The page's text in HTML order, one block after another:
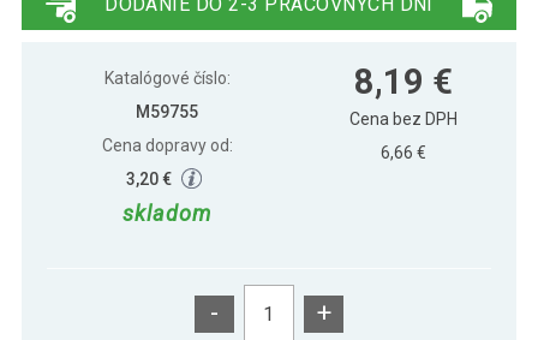
LED, farebná, ovládač
VOLTRONIC Vianočná reťaz 40 m, 400
LED, farebná
Katalógové číslo:
M59755
Cena dopravy od:
3,20 €
skladom
8,19 €
Cena bez DPH
6,66 €
- +